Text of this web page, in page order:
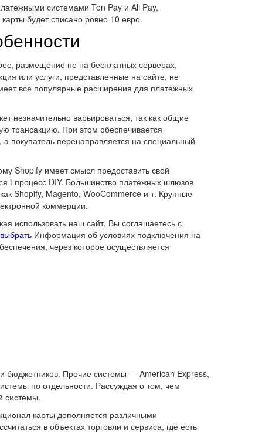
системами Ten Pay и Ali Pay,
будет списано ровно 10 евро.
размещение не на бесплатных серверах,
или услуги, представленные на сайте, не
все популярные расширения для платежных
незначительно варьироваться, так как общие
трансакцию. При этом обеспечивается
покупатель перенаправляется на специальный
Shopify имеет смысл предоставить свой
t процесс DIY. Большинство платежных шлюзов
Shopify, Magento, WooCommerce и т. Крупные
коммерции.
использовать наш сайт, Вы соглашаетесь с
Информация об условиях подключения на
через которое осуществляется
бюджетников. Прочие системы — American Express,
по отдельности. Рассуждая о том, чем
системы.
карты дополняется различными
в объектах торговли и сервиса, где есть